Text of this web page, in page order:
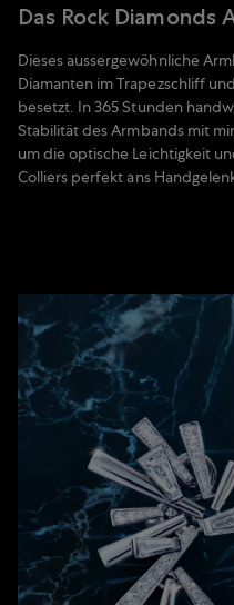
Das Rock Diamonds
Dieses aussergewöhnliche
Diamanten im Trapezschliff
besetzt. In 365 Stunden
Stabilität des Armbands mit
um die optische Leichtigkeit
Colliers perfekt ans